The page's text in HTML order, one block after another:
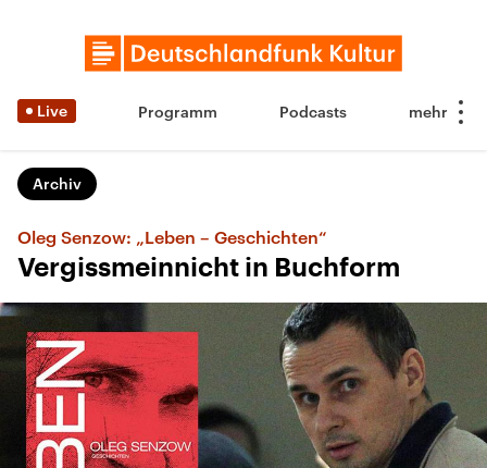
Live Programm Podcasts
Archiv
Oleg Senzow: „Leben – Geschichten“
Vergissmeinnicht in Buchform